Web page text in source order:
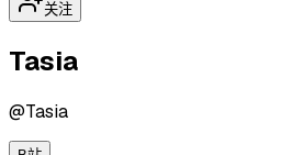
关注
Tasia
@Tasia